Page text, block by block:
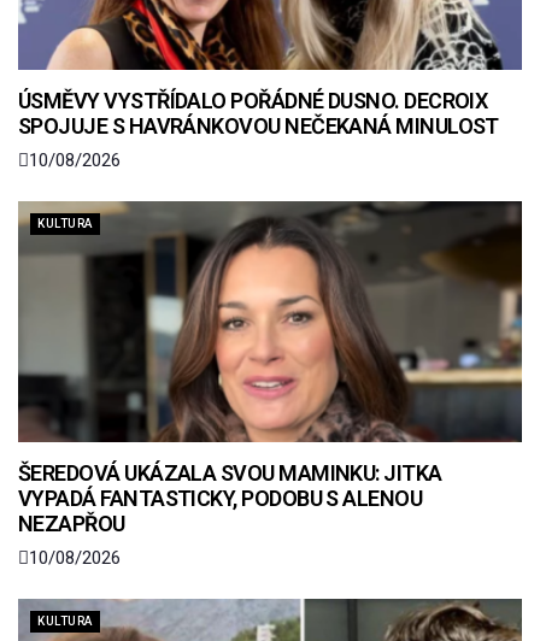
ÚSMĚVY VYSTŘÍDALO POŘÁDNÉ DUSNO. DECROIX
SPOJUJE S HAVRÁNKOVOU NEČEKANÁ MINULOST
10/08/2026
KULTURA
ŠEREDOVÁ UKÁZALA SVOU MAMINKU: JITKA
VYPADÁ FANTASTICKY, PODOBU S ALENOU
NEZAPŘOU
10/08/2026
KULTURA